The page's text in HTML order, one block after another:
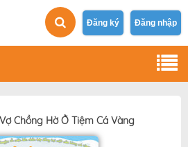
Đăng ký Đăng nhập
Chồng Hờ Ở Tiệm Cá Vàng